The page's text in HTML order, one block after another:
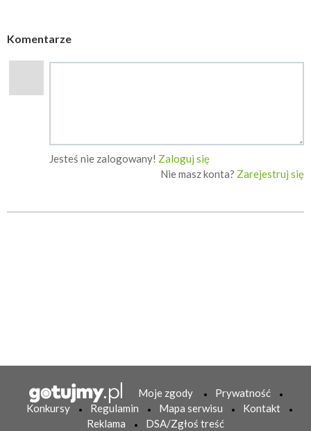
Komentarze
Jesteś nie zalogowany! Zaloguj się
Nie masz konta? Zarejestruj się
Moje zgody
Prywatność
Konkursy
Regulamin Mapa serwisu
Kontakt
Reklama
DSA/Zgłoś treść